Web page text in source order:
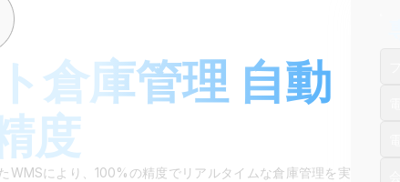
Edition​
ソリューション
倉庫管理 自動
度
WMSにより、100%の精度でリアルタイムな倉庫管理を実